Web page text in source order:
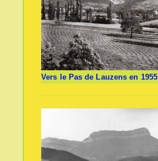
Vers le Pas de Lauzens en 1955